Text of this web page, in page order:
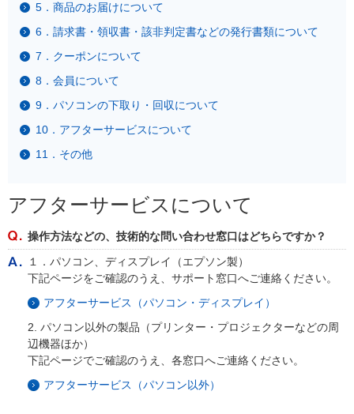
5．商品のお届けについて
6．請求書・領収書・該非判定書などの発行書類について
7．クーポンについて
8．会員について
9．パソコンの下取り・回収について
10．アフターサービスについて
11．その他
アフターサービスについて
操作方法などの、技術的な問い合わせ窓口はどちらですか？
１．パソコン、ディスプレイ（エプソン製）
下記ページをご確認のうえ、サポート窓口へご連絡ください。
アフターサービス（パソコン・ディスプレイ）
2. パソコン以外の製品（プリンター・プロジェクターなどの周
辺機器ほか）
下記ページでご確認のうえ、各窓口へご連絡ください。
アフターサービス（パソコン以外）